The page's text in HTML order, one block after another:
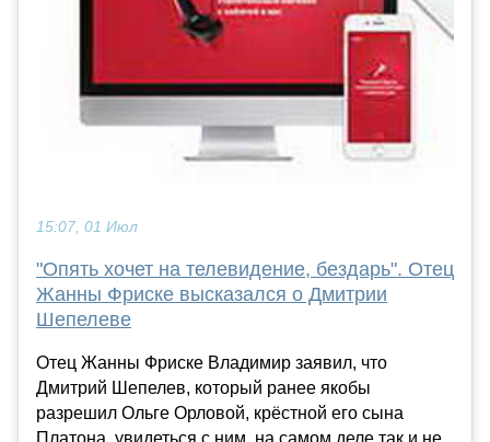
15:07, 01 Июл
"Опять хочет на телевидение, бездарь". Отец
Жанны Фриске высказался о Дмитрии
Шепелеве
Отец Жанны Фриске Владимир заявил, что
Дмитрий Шепелев, который ранее якобы
разрешил Ольге Орловой, крёстной его сына